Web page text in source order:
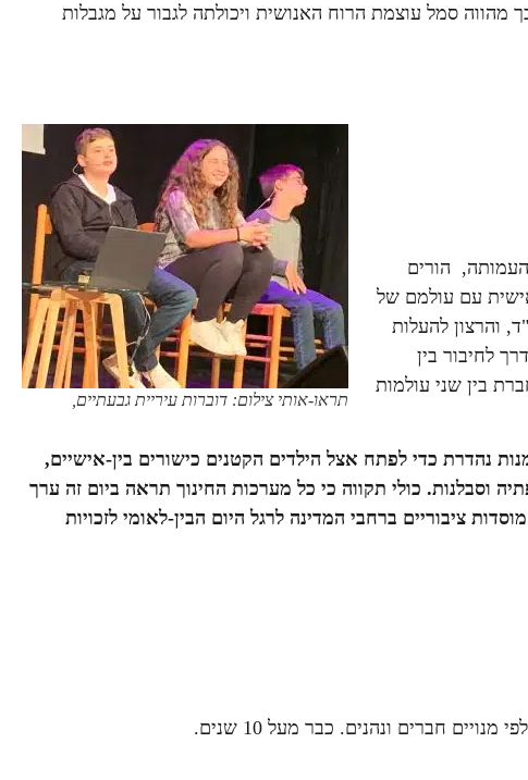
מהווה סמל עוצמת הרוח האנושית ויכולתה לגבור על מגבלות
תראו-אותי צילום: דוברות עיריית גבעתיים,
העמותה, הורים
עם עולמם של
והרצון להעלות
לחיבור בין
בין שני עולמות
נהדרת כדי לפתח אצל הילדים הקטנים כישורים בין-אישיים,
וסבלנות. כולי תקווה כי כל מערכות החינוך תראה ביום זה ערך
בישראל האירו בסגול ב 1.12.22 מוסדות ציבוריים ברחבי המדינה לרגל היום הבין-לאומי לזכויות
מנויים חברים ונהנים. כבר מעל 10 שנים.